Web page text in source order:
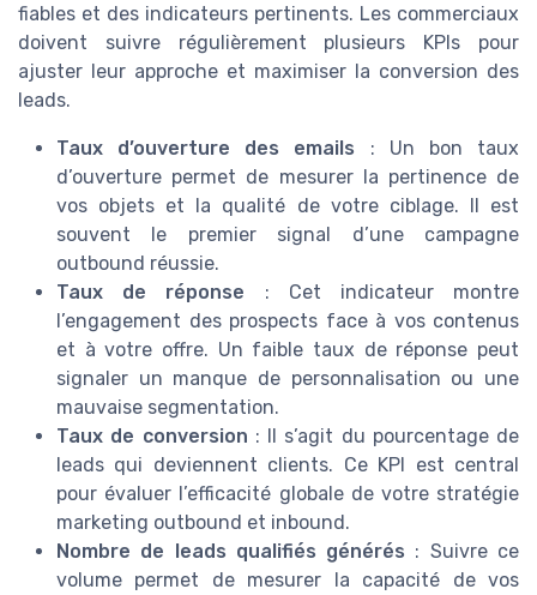
fiables et des indicateurs pertinents. Les commerciaux
doivent suivre régulièrement plusieurs KPIs pour
ajuster leur approche et maximiser la conversion des
leads.
Taux d’ouverture des emails : Un bon taux
d’ouverture permet de mesurer la pertinence de
vos objets et la qualité de votre ciblage. Il est
souvent le premier signal d’une campagne
outbound réussie.
Taux de réponse : Cet indicateur montre
l’engagement des prospects face à vos contenus
et à votre offre. Un faible taux de réponse peut
signaler un manque de personnalisation ou une
mauvaise segmentation.
Taux de conversion : Il s’agit du pourcentage de
leads qui deviennent clients. Ce KPI est central
pour évaluer l’efficacité globale de votre stratégie
marketing outbound et inbound.
Nombre de leads qualifiés générés : Suivre ce
volume permet de mesurer la capacité de vos